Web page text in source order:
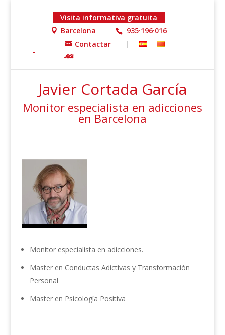
Visita informativa gratuita
Barcelona
935·196·016
Contactar
|
Inicio
Equipo Profesional Javier CORTADA GARCÍA
Javier Cortada García
Monitor especialista en adicciones
en Barcelona
Monitor especialista en adicciones.
Master en Conductas Adictivas y Transformación
Personal
Master en Psicología Positiva